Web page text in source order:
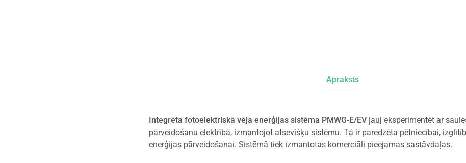
Apraksts
Integrēta fotoelektriskā vēja enerģijas sistēma PMWG-E/EV ļauj eksperimentēt ar
pārveidošanu elektrībā, izmantojot atsevišķu sistēmu. Tā ir paredzēta pētniecībai,
enerģijas pārveidošanai. Sistēmā tiek izmantotas komerciāli pieejamas sastāvdaļas.